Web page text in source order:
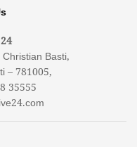
Basti,
– 781005,
35555